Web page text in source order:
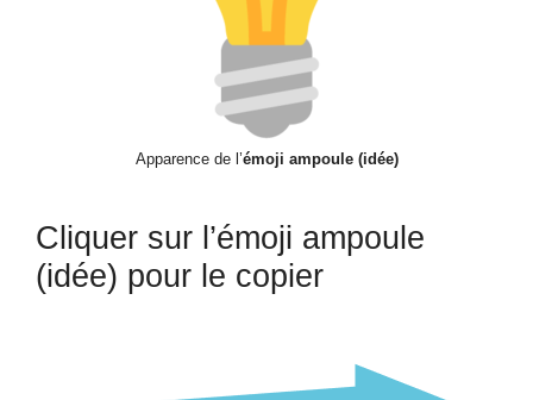
Apparence de l’émoji ampoule (idée)
Cliquer sur l’émoji ampoule
(idée) pour le copier